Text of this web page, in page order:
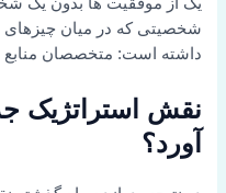
شخصیتی که در میان چیزهای
داشته است: متخصصان منابع
نقش استراتژیک
آورد؟